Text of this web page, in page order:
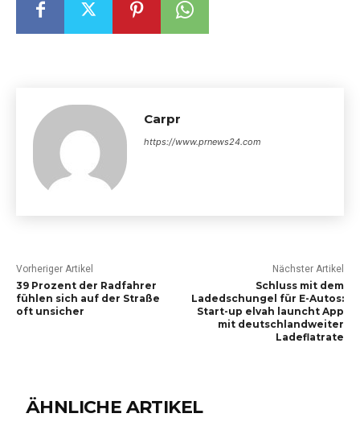
Carpr
https://www.prnews24.com
Vorheriger Artikel
39 Prozent der Radfahrer
fühlen sich auf der Straße
oft unsicher
Nächster Artikel
Schluss mit dem
Ladedschungel für E-Autos:
Start-up elvah launcht App
mit deutschlandweiter
Ladeflatrate
ÄHNLICHE ARTIKEL